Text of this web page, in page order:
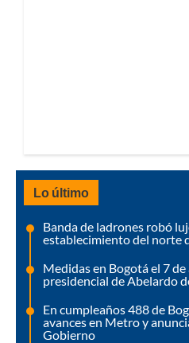
Lo último
Banda de ladrones robó
establecimiento del norte
Medidas en Bogotá el 7
presidencial de Abelardo
En cumpleaños 488 de
avances en Metro y
Gobierno